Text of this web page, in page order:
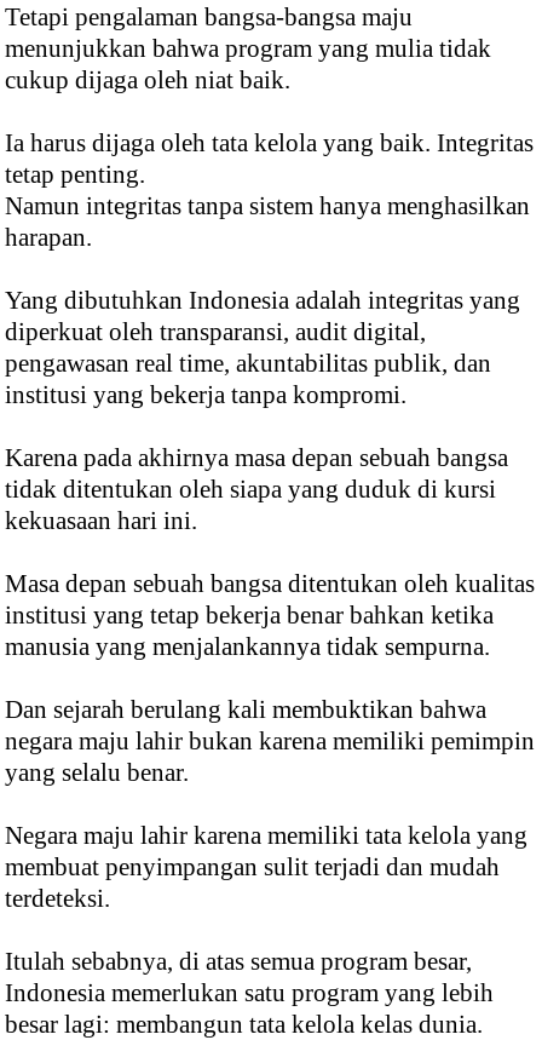
Tetapi pengalaman bangsa-bangsa maju
menunjukkan bahwa program yang mulia tidak
cukup dijaga oleh niat baik.
Ia harus dijaga oleh tata kelola yang baik. Integritas
tetap penting.
Namun integritas tanpa sistem hanya menghasilkan
harapan.
Yang dibutuhkan Indonesia adalah integritas yang
diperkuat oleh transparansi, audit digital,
pengawasan real time, akuntabilitas publik, dan
institusi yang bekerja tanpa kompromi.
Karena pada akhirnya masa depan sebuah bangsa
tidak ditentukan oleh siapa yang duduk di kursi
kekuasaan hari ini.
Masa depan sebuah bangsa ditentukan oleh kualitas
institusi yang tetap bekerja benar bahkan ketika
manusia yang menjalankannya tidak sempurna.
Dan sejarah berulang kali membuktikan bahwa
negara maju lahir bukan karena memiliki pemimpin
yang selalu benar.
Negara maju lahir karena memiliki tata kelola yang
membuat penyimpangan sulit terjadi dan mudah
terdeteksi.
Itulah sebabnya, di atas semua program besar,
Indonesia memerlukan satu program yang lebih
besar lagi: membangun tata kelola kelas dunia.